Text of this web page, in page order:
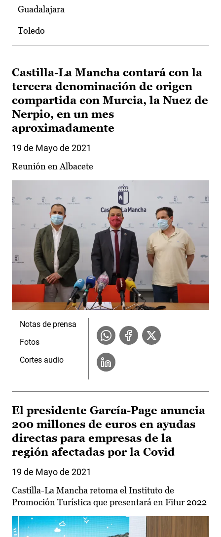
Guadalajara
Toledo
Castilla-La Mancha contará con la
tercera denominación de origen
compartida con Murcia, la Nuez de
Nerpio, en un mes
aproximadamente
19 de Mayo de 2021
Reunión en Albacete
Notas de prensa
Fotos
Cortes audio
El presidente García-Page anuncia
200 millones de euros en ayudas
directas para empresas de la
región afectadas por la Covid
19 de Mayo de 2021
Castilla-La Mancha retoma el Instituto de
Promoción Turística que presentará en Fitur 2022